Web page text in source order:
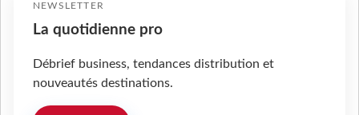
NEWSLETTER
La quotidienne pro
Débrief business, tendances distribution et
nouveautés destinations.